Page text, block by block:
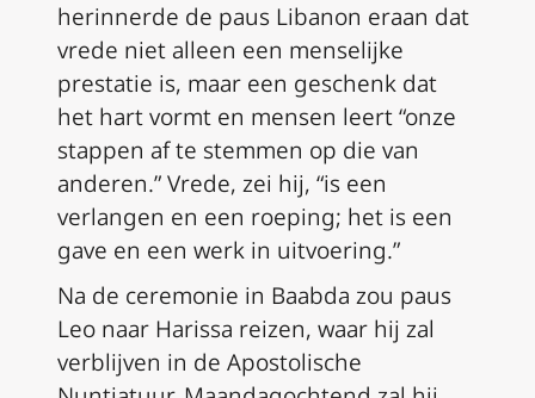
herinnerde de paus Libanon eraan dat
vrede niet alleen een menselijke
prestatie is, maar een geschenk dat
het hart vormt en mensen leert “onze
stappen af te stemmen op die van
anderen.” Vrede, zei hij, “is een
verlangen en een roeping; het is een
gave en een werk in uitvoering.”
Na de ceremonie in Baabda zou paus
Leo naar Harissa reizen, waar hij zal
verblijven in de Apostolische